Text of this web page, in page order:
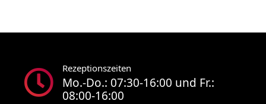
Rezeptionszeiten
Mo.-Do.: 07:30-16:00 und Fr.:
08:00-16:00